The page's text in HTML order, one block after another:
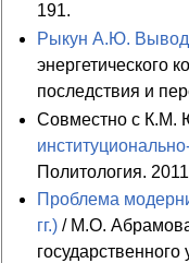
191.
Рыкун А.Ю.
энергетического
последствия и
Совместно с
Политология.
Проблема
гг.) / М.О.